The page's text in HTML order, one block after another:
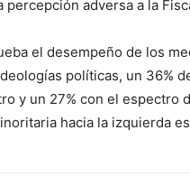
percepción adversa a la
el desempeño de los
políticas, un 36%
y un 27% con el espectro
hacia la izquierda